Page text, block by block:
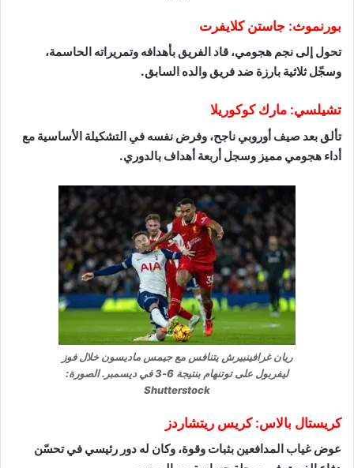
بورنموث: جاستن كلايفرت
تحول إلى نجم هجومي، قاد الفريق بأهدافه وتمريراته الحاسمة،
وسجّل ثلاثية بارزة ضد فريق والده السابق.
تشيلسي: مارك كوكوريلا
تألق بعد صيف أوروبي ناجح، وفرض نفسه في التشكيلة الأساسية مع
أداء هجومي مميز وسجل أربعة أهداف بالدوري.
ريان غرافينبيرش يتنافس مع جيمس ماديسون خلال فوز
ليفربول على توتنهام بنتيجة 6-3 في ديسمبر. الصورة:
Shutterstock
كريستال بالاس: كريس ريتشاردز
عوض غياب المدافعين بثبات وقوة، وكان له دور رئيسي في تحسّن